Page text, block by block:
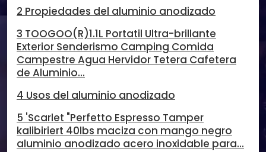
2 Propiedades del aluminio anodizado
3 TOOGOO(R)1.1L Portatil Ultra-brillante
Exterior Senderismo Camping Comida
Campestre Agua Hervidor Tetera Cafetera
de Aluminio...
4 Usos del aluminio anodizado
5 'Scarlet "Perfetto Espresso Tamper
kalibiriert 40lbs maciza con mango negro
aluminio anodizado acero inoxidable para...